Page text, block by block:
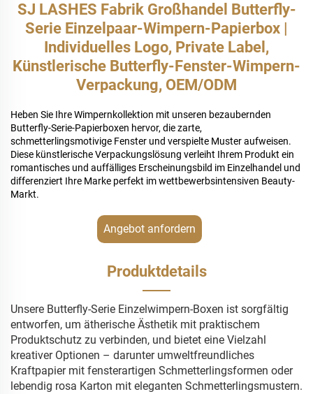
SJ LASHES Fabrik Großhandel Butterfly-
Serie Einzelpaar-Wimpern-Papierbox |
Individuelles Logo, Private Label,
Künstlerische Butterfly-Fenster-Wimpern-
Verpackung, OEM/ODM
Heben Sie Ihre Wimpernkollektion mit unseren bezaubernden
Butterfly-Serie-Papierboxen hervor, die zarte,
schmetterlingsmotivige Fenster und verspielte Muster aufweisen.
Diese künstlerische Verpackungslösung verleiht Ihrem Produkt ein
romantisches und auffälliges Erscheinungsbild im Einzelhandel und
differenziert Ihre Marke perfekt im wettbewerbsintensiven Beauty-
Markt.
Angebot anfordern
Produktdetails
Unsere Butterfly-Serie Einzelwimpern-Boxen ist sorgfältig
entworfen, um ätherische Ästhetik mit praktischem
Produktschutz zu verbinden, und bietet eine Vielzahl
kreativer Optionen – darunter umweltfreundliches
Kraftpapier mit fensterartigen Schmetterlingsformen oder
lebendig rosa Karton mit eleganten Schmetterlingsmustern.